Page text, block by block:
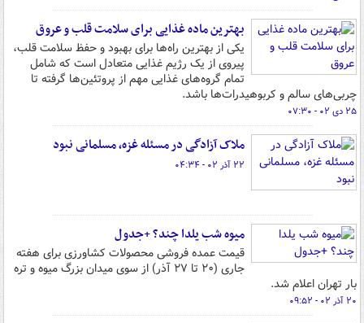
بهترین ماده غذایی برای سلامت قلب و عروق
یکی از بهترین راه‌ها برای بهبود و حفظ سلامت قلب،
پیروی از یک رژیم غذایی متعادل است که شامل
تمام گروه‌های غذایی مهم از پروتئین‌ها گرفته تا
چربی‌های سالم و کربوهیدرات‌ها باشد.
۲۵ دی ۰۲ - ۰۷:۳۰
ملاک آزادگی در مسئله غزه، مسلمانی نبود
۲۲ آذر ۰۲ - ۰۴:۳۴
میوه شب یلدا چند؟ +جدول
قیمت عمده فروشی محصولات کشاورزی برای هفته
جاری (۲۰ تا ۲۷ آذر) از سوی میدان بزرگ میوه و تره
بار تهران اعلام شد.
۲۰ آذر ۰۲ - ۰۹:۵۲